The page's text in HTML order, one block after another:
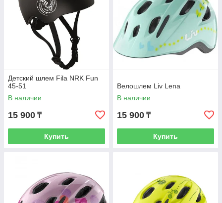
Детский шлем Fila NRK Fun
45-51
В наличии
15 900 ₸
Купить
Велошлем Liv Lena
В наличии
15 900 ₸
Купить